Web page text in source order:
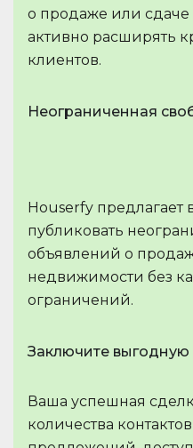
о продаже или сдаче
активно расширять
клиентов.
Неограниченная
Houserfy предлагает
публиковать
объявлений о
недвижимости без
ограничений.
Заключите выгодную
Ваша успешная
количества